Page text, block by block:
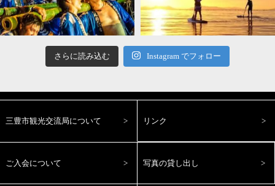
さらに読み込む Instagram でフォロー
三豊市観光交流局について リンク
ご入会について 写真の貸し出し